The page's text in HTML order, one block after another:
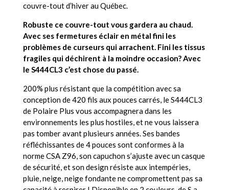
couvre-tout d’hiver au Québec.
Robuste ce couvre-tout vous gardera au chaud.
Avec ses fermetures éclair en métal fini les
problèmes de curseurs qui arrachent. Fini les tissus
fragiles qui déchirent à la moindre occasion? Avec
le S444CL3 c’est chose du passé.
200% plus résistant que la compétition avec sa
conception de 420 fils aux pouces carrés, le S444CL3
de Polaire Plus vous accompagnera dans les
environnements les plus hostiles, et ne vous laissera
pas tomber avant plusieurs années. Ses bandes
réfléchissantes de 4 pouces sont conformes à la
norme CSA Z96, son capuchon s’ajuste avec un casque
de sécurité, et son design résiste aux intempéries,
pluie, neige, neige fondante ne compromettent pas sa